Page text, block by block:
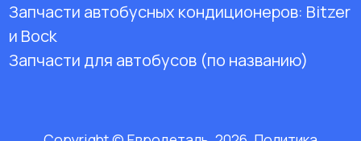
Запчасти автобусных кондиционеров: Bitzer
и Bock
Запчасти для автобусов (по названию)